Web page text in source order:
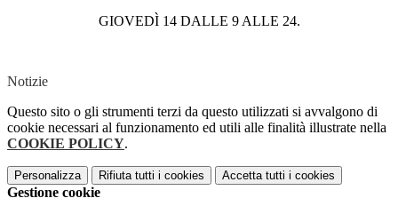
GIOVEDÌ 14 DALLE 9 ALLE 24.
Notizie
Questo sito o gli strumenti terzi da questo utilizzati si avvalgono di
cookie necessari al funzionamento ed utili alle finalità illustrate nella
COOKIE POLICY.
Personalizza Rifiuta tutti i cookies Accetta tutti i cookies
Gestione cookie